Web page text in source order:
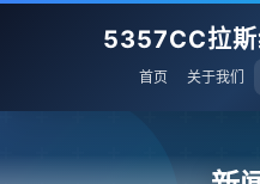
5357CC拉斯
首页 关于我们